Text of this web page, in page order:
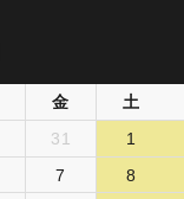
金
土
31
1
7
8